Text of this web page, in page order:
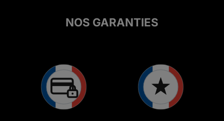
NOS GARANTIES